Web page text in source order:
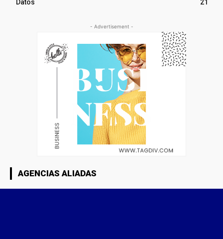
Datos
21
- Advertisement -
AGENCIAS ALIADAS